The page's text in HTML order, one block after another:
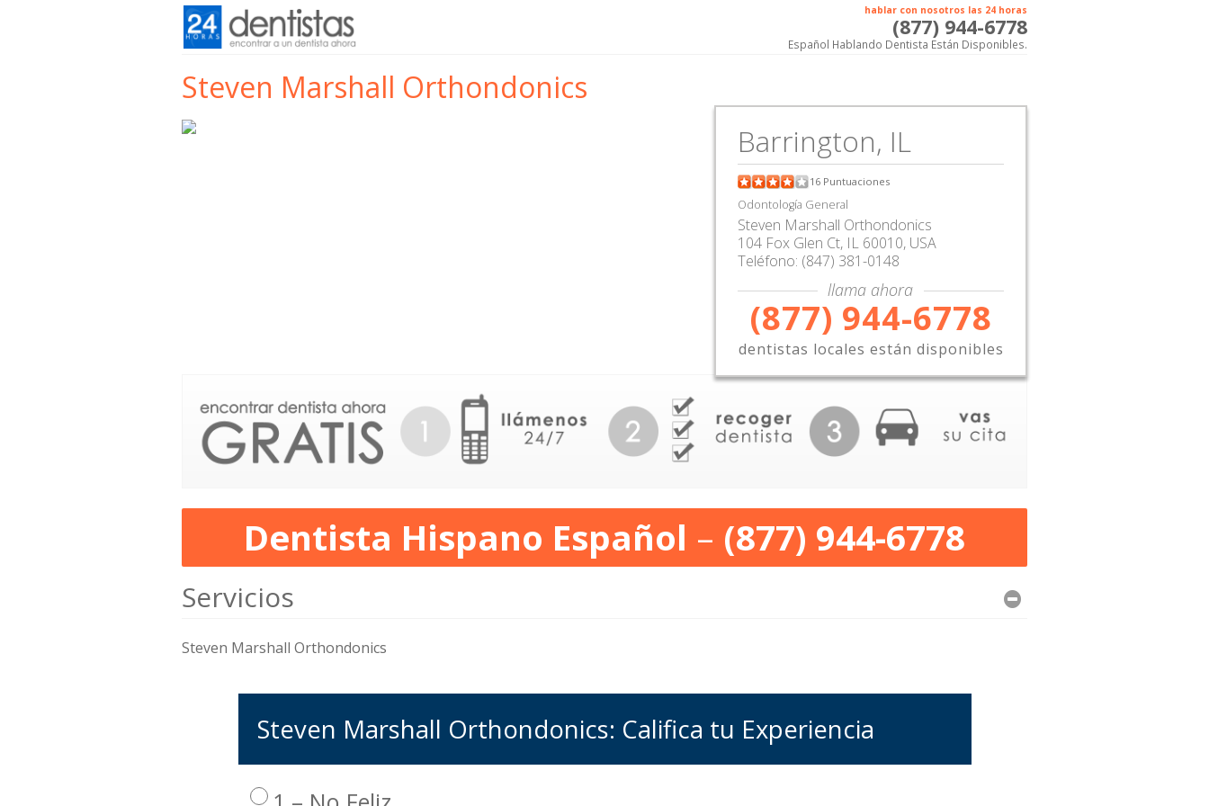
hablar con nosotros las 24 horas
(877) 944-6778
Español Hablando Dentista Están Disponibles.
Steven Marshall Orthondonics
Barrington, IL
16 Puntuaciones
Odontología General
Steven Marshall Orthondonics
104 Fox Glen Ct, IL 60010, USA
Teléfono: (847) 381-0148
llama ahora
(877) 944-6778
dentistas locales están disponibles
Dentista Hispano Español – (877) 944-6778
Servicios
Steven Marshall Orthondonics
Steven Marshall Orthondonics: Califica tu Experiencia